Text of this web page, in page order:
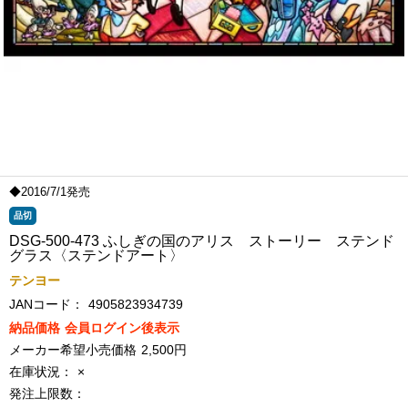
◆2016/7/1発売
品切
DSG-500-473 ふしぎの国のアリス ストーリー ステンド
グラス〈ステンドアート〉
テンヨー
JANコード：
4905823934739
納品価格 会員ログイン後表示
メーカー希望小売価格 2,500円
在庫状況：
×
発注上限数：